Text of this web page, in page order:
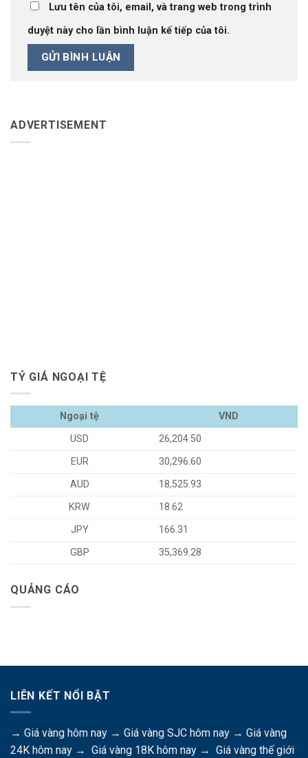
Lưu tên của tôi, email, và trang web trong trình
duyệt này cho lần bình luận kế tiếp của tôi.
ADVERTISEMENT
TỶ GIÁ NGOẠI TỆ
Ngoại tệ
VND
USD
26,204.50
EUR
30,296.60
AUD
18,525.93
KRW
18.62
JPY
166.31
GBP
35,369.28
QUẢNG CÁO
LIÊN KẾT NỔI BẬT
→ Giá vàng hôm nay → Giá vàng SJC hôm nay → Giá vàng
24K hôm nay → Giá vàng 18K hôm nay → Giá vàng thế giới